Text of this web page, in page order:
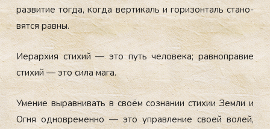
раз­ви­тие тог­да, ког­да вер­ти­каль и го­ри­зон­таль ста­но­
вят­ся рав­ны.
И­ерар­хия сти­хий — это путь че­ло­ве­ка; рав­ноп­ра­вие
сти­хий — это си­ла ма­га.
Уме­ние вы­рав­ни­вать в сво­ём соз­на­нии сти­хии Зем­ли и
Ог­ня од­новре­мен­но — это уп­равле­ние сво­ей во­лей,